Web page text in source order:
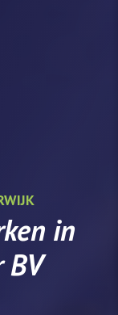
in
BV